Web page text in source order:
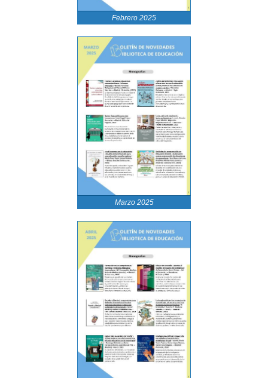
Febrero 2025
Marzo 2025